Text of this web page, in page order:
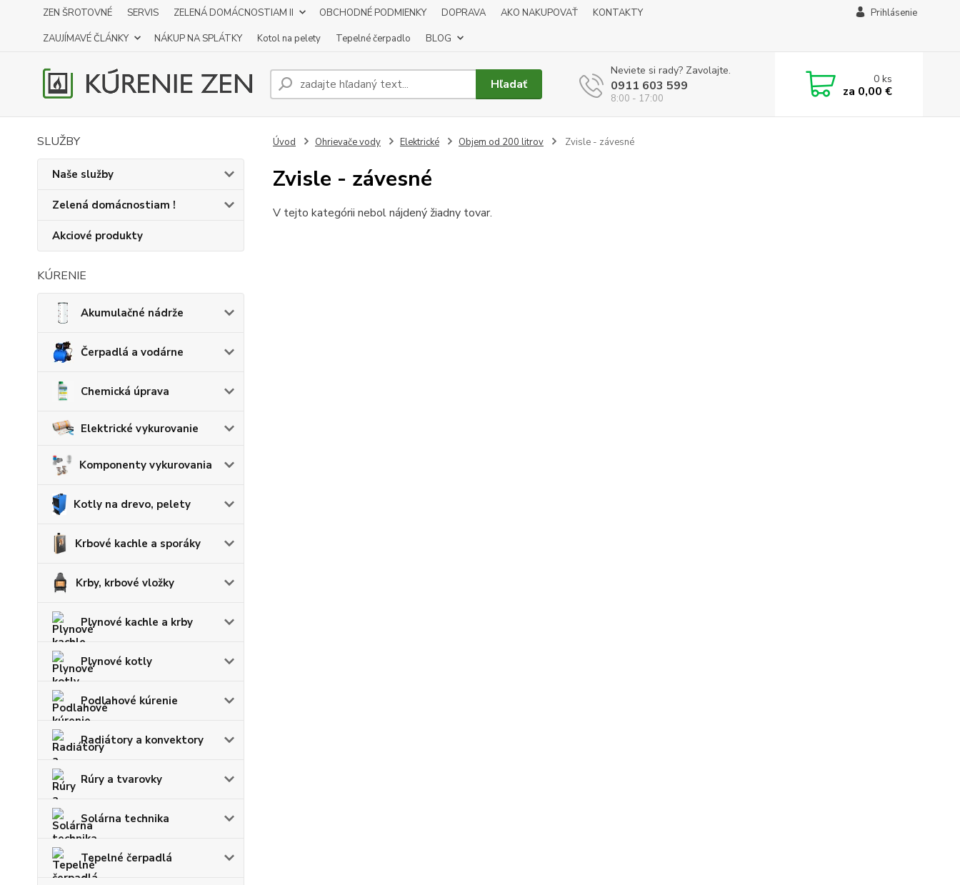
ZEN ŠROTOVNÉ SERVIS ZELENÁ DOMÁCNOSTIAM II OBCHODNÉ PODMIENKY DOPRAVA AKO NAKUPOVAŤ
KONTAKTY
ZAUJÍMAVÉ ČLÁNKY
NÁKUP NA SPLÁTKY Kotol na pelety Tepelné čerpadlo BLOG
Prihlásenie
Hľadať
Neviete si rady? Zavolajte.
0911 603 599
8:00 - 17:00
0ks
za 0,00 €
SLUŽBY
Naše služby
Zelená domácnostiam !
Akciové produkty
KÚRENIE
Akumulačné nádrže
Čerpadlá a vodárne
Chemická úprava
Elektrické vykurovanie
Komponenty vykurovania
Kotly na drevo, pelety
Krbové kachle a sporáky
Krby, krbové vložky
Plynové kachle a krby
Plynové kotly
Podlahové kúrenie
Radiátory a konvektory
Rúry a tvarovky
Solárna technika
Tepelné čerpadlá
Úvod Ohrievače vody Elektrické Objem od 200 litrov Zvisle - závesné
Zvisle - závesné
V tejto kategórii nebol nájdený žiadny tovar.